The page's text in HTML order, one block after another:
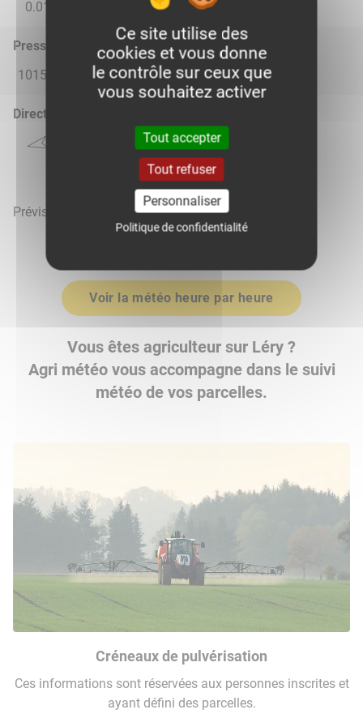
0.01 0.0
Pression atmosphérique (hPa)
1015.0
1016.0 1018.0 1019.0 1019.0
Direction du vent
Prévisions météo mises à jour le 9 août 2026 à 15h
Voir la météo heure par heure
Vous êtes agriculteur sur Léry ?
Agri météo vous accompagne dans le suivi
météo de vos parcelles.
Créneaux de pulvérisation
Ces informations sont réservées aux personnes inscrites et
ayant défini des parcelles.
Ce site utilise des
cookies et vous donne
le contrôle sur ceux que
vous souhaitez activer
Tout accepter
Tout refuser
Personnaliser
Politique de confidentialité